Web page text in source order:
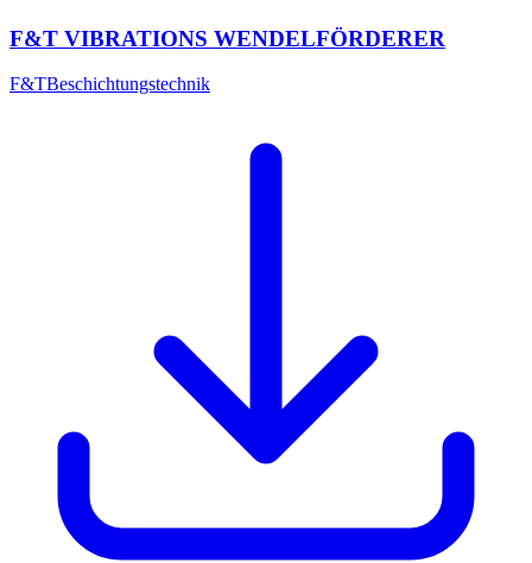
F&T VIBRATIONS WENDELFÖRDERER
F&TBeschichtungstechnik